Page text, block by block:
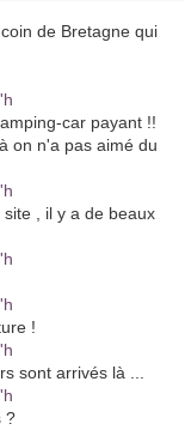
de Bretagne qui
car payant !!
on n'a pas aimé du
, il y a de beaux
!
sont arrivés là ...
?